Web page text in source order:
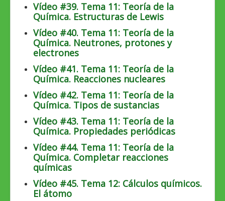
Vídeo #39. Tema 11: Teoría de la
Química. Estructuras de Lewis
Vídeo #40. Tema 11: Teoría de la
Química. Neutrones, protones y
electrones
Vídeo #41. Tema 11: Teoría de la
Química. Reacciones nucleares
Vídeo #42. Tema 11: Teoría de la
Química. Tipos de sustancias
Vídeo #43. Tema 11: Teoría de la
Química. Propiedades periódicas
Vídeo #44. Tema 11: Teoría de la
Química. Completar reacciones
químicas
Vídeo #45. Tema 12: Cálculos químicos.
El átomo